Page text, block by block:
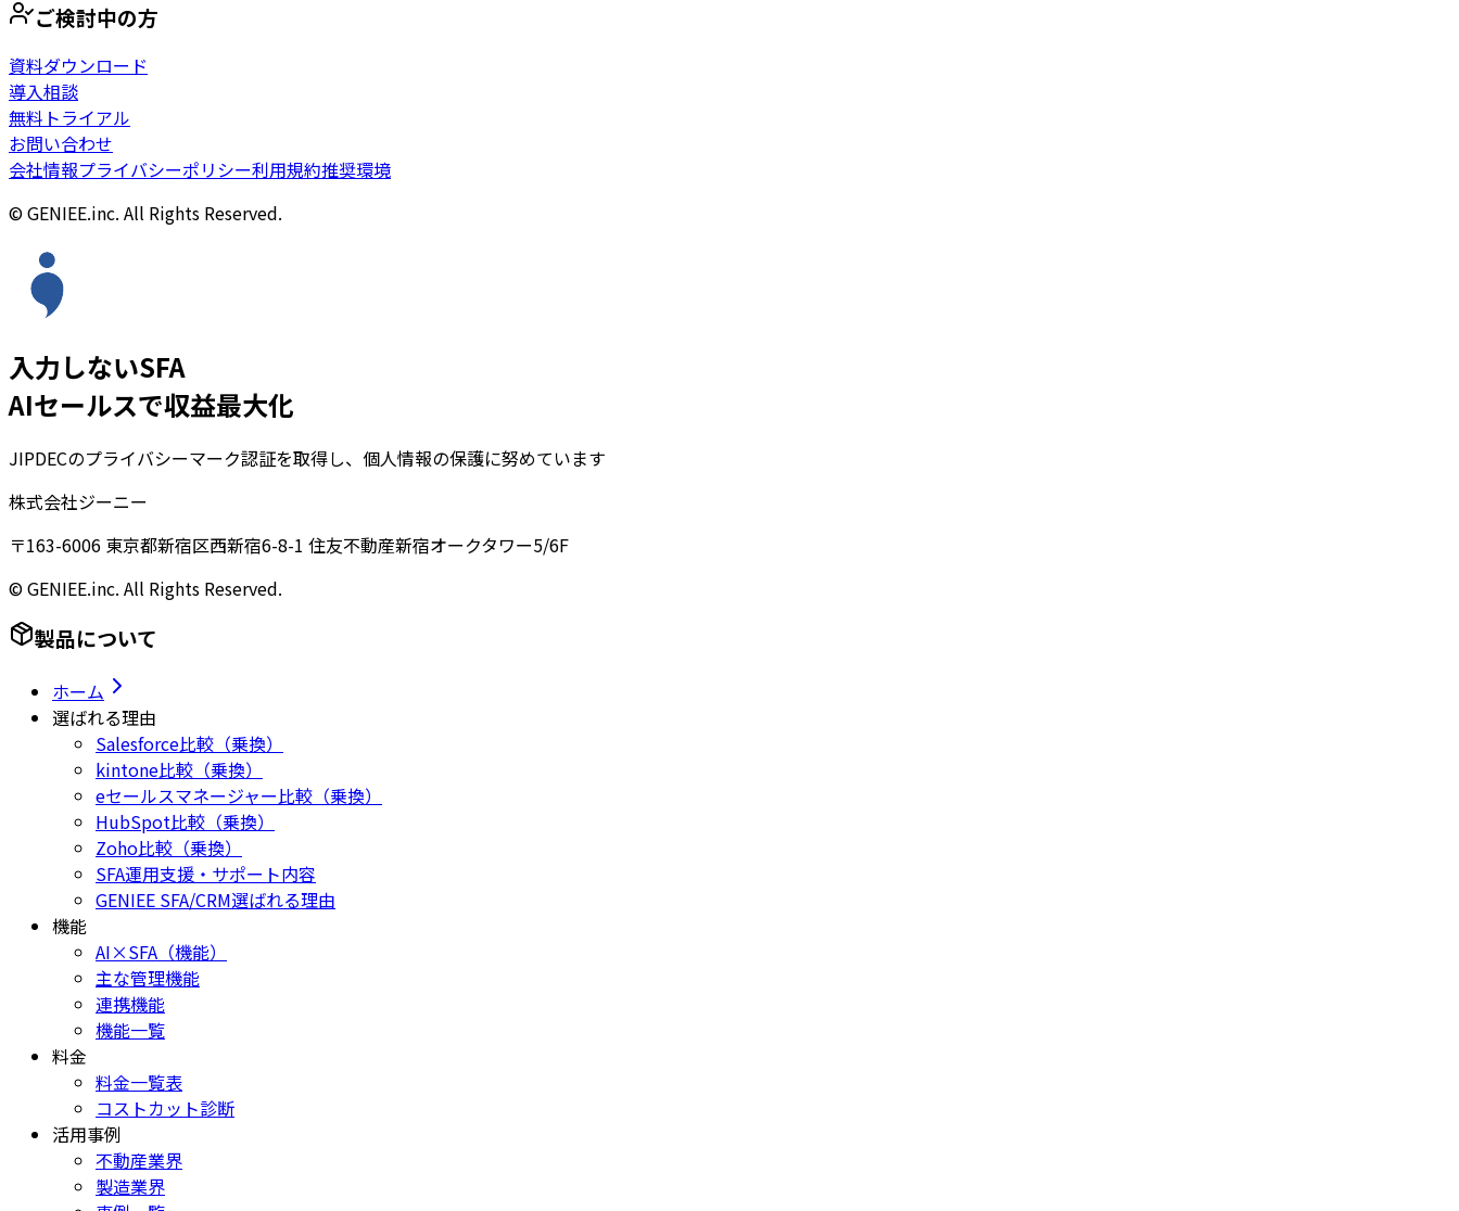
ご検討中の方
資料ダウンロード
導入相談
無料トライアル
お問い合わせ
会社情報プライバシーポリシー利用規約推奨環境
© GENIEE.inc. All Rights Reserved.
入力しないSFA
AIセールスで収益最大化
JIPDECのプライバシーマーク認証を取得し、個人情報の保護に努めています
株式会社ジーニー
〒163-6006 東京都新宿区西新宿6-8-1 住友不動産新宿オークタワー5/6F
© GENIEE.inc. All Rights Reserved.
製品について
ホーム
選ばれる理由
Salesforce比較（乗換）
kintone比較（乗換）
eセールスマネージャー比較（乗換）
HubSpot比較（乗換）
Zoho比較（乗換）
SFA運用支援・サポート内容
GENIEE SFA/CRM選ばれる理由
機能
AI×SFA（機能）
主な管理機能
連携機能
機能一覧
料金
料金一覧表
コストカット診断
活用事例
不動産業界
製造業界